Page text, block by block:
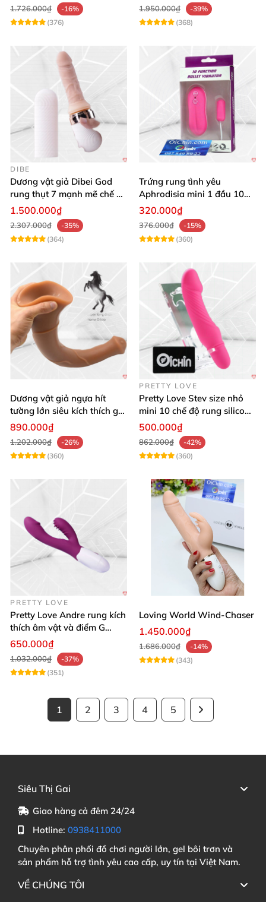
1.726.000₫
-16%
(376)
1.950.000₫
-39%
(368)
DIBE
Dương vật giả Dibei God
rung thụt 7 mạnh mẽ chế độ
tỏa nhiệt
1.500.000₫
2.307.000₫
-35%
(364)
Trứng rung tình yêu
Aphrodisia mini 1 đầu 10
chế độ rung đa năng
320.000₫
376.000₫
-15%
(360)
Dương vật giả ngựa hít
tường lớn siêu kích thích gai
nổi
890.000₫
1.202.000₫
-26%
(360)
PRETTY LOVE
Pretty Love Stev size nhỏ
mini 10 chế độ rung silicone
mềm
500.000₫
862.000₫
-42%
(360)
PRETTY LOVE
Pretty Love Andre rung kích
thích âm vật và điểm G
mạnh mẽ
650.000₫
1.032.000₫
-37%
(351)
Loving World Wind-Chaser
1.450.000₫
1.686.000₫
-14%
(343)
1 2 3 4 5
Siêu Thị Gai
Giao hàng cả đêm 24/24
Hotline: 0938411000
Chuyên phân phối đồ chơi người lớn, gel bôi trơn và
sản phẩm hỗ trợ tình yêu cao cấp, uy tín tại Việt Nam.
VỀ CHÚNG TÔI